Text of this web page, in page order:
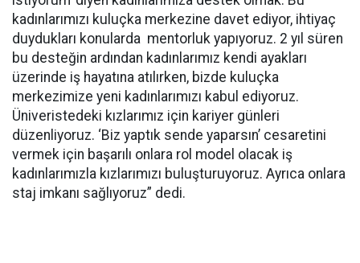
kadınlarımızı kuluçka merkezine davet ediyor, ihtiyaç
duydukları konularda mentorluk yapıyoruz. 2 yıl süren
bu desteğin ardından kadınlarımız kendi ayakları
üzerinde iş hayatına atılırken, bizde kuluçka
merkezimize yeni kadınlarımızı kabul ediyoruz.
Üniveristedeki kızlarımız için kariyer günleri
düzenliyoruz. ‘Biz yaptık sende yaparsın’ cesaretini
vermek için başarılı onlara rol model olacak iş
kadınlarımızla kızlarımızı buluşturuyoruz. Ayrıca onlara
staj imkanı sağlıyoruz” dedi.